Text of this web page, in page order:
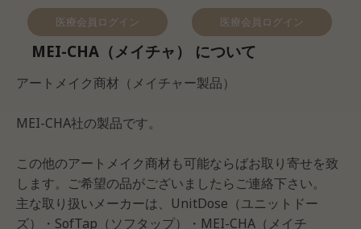
医療会員ログイン 医療会員ログイン
MEI-CHA（メイチャ） について
アートメイク商材（メイチャー製品）
MEI-CHA社の製品です。
この他のアートメイク商材も可能ならばお取り寄せを致
します。ご希望の品がございましたらご連絡下さい。
主な取り扱いメーカーは、UnitDose（ユニットドー
ズ）・SofTap（ソフタップ）・MEI-CHA（メイチ